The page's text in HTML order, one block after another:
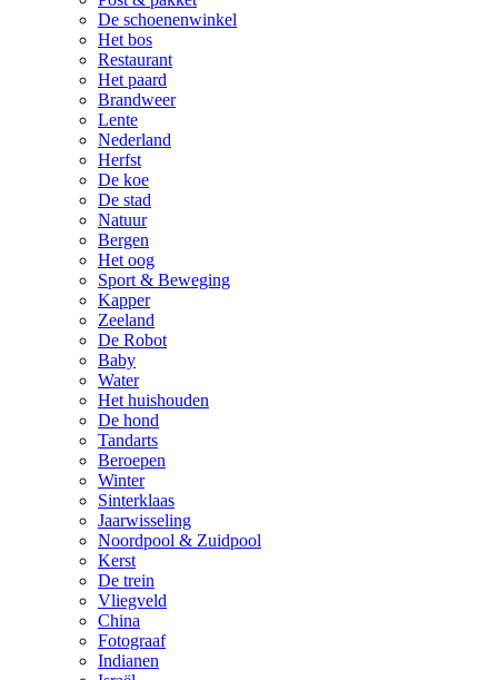
De schoenenwinkel
Het bos
Restaurant
Het paard
Brandweer
Lente
Nederland
Herfst
De koe
De stad
Natuur
Bergen
Het oog
Sport & Beweging
Kapper
Zeeland
De Robot
Baby
Water
Het huishouden
De hond
Tandarts
Beroepen
Winter
Sinterklaas
Jaarwisseling
Noordpool & Zuidpool
Kerst
De trein
Vliegveld
China
Fotograaf
Indianen